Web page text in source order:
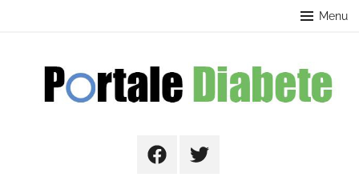
Menu
FacebookTwitter